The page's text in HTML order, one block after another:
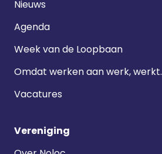
Nieuws
Agenda
Week van de Loopbaan
Omdat werken aan werk, werkt.
Vacatures
Vereniging